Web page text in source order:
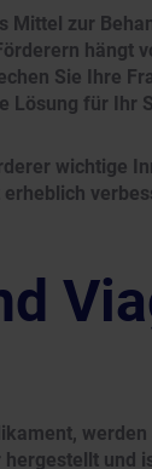
Mittel zur
hängt
Sie Ihre
Lösung für Ihr
wichtige
und